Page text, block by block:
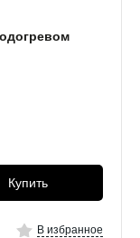
Купить
В избранное